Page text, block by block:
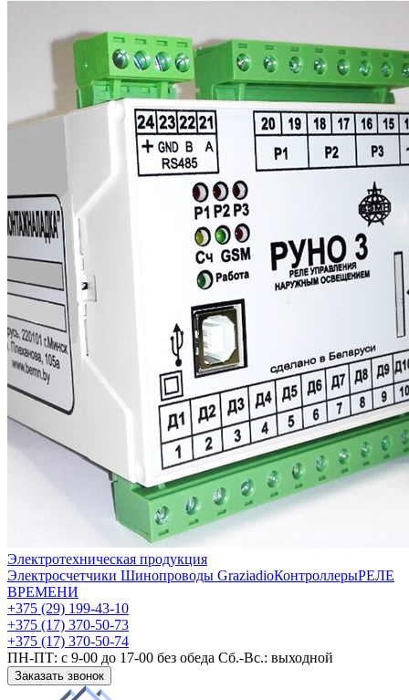
Электротехническая продукция
Электросчетчики Шинопроводы GraziadioКонтроллерыРЕЛЕ
ВРЕМЕНИ
+375 (29) 199-43-10
+375 (17) 370-50-73
+375 (17) 370-50-74
ПН-ПТ: с 9-00 до 17-00 без обеда Сб.-Вс.: выходной
Заказать звонок